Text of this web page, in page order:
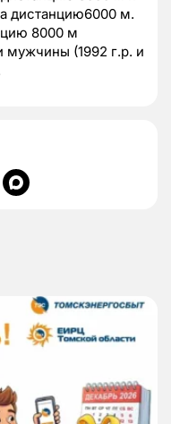
дистанцию6000 м.
8000 м
мужчины (1992 г.р. и